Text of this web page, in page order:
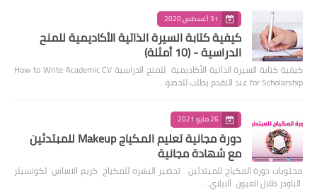
31 أغسطس 2020
كيفية كتابة السيرة الذاتية الأكاديمية للمنح
الدراسية - (10 أمثلة)
كيفية كتابة السيرة الذاتية الأكاديمية للمنح الدراسية How to Write Academic CV
for Scholarship عند التقدم بطلب للحصو…
26 مايو 2021
دورة مجانية تعليم المكياج Makeup للمبتدئين
مع شهادة مجانية
محتويات دورة المكياج للمبتدئين تحضير البشره للمكياج كريم الاساس لكونسيلر
الباودر ظلال العيون ألايلاي…